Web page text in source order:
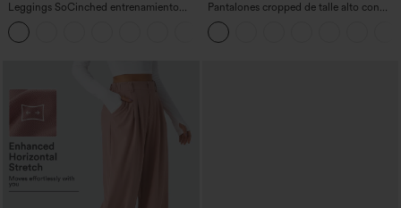
Leggings SoCinched entrenamiento
moldeador abdomen bolsillo lateral tiro
alto
Pantalones cropped de talle alto con
bolsillos con cremallera y efecto lino